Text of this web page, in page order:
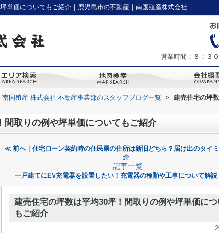
単価についてもご紹介｜鹿児島市の不動産｜南国殖産株式会社
営業時間：８：３
南国殖産 株式会社 不動産事業部のスタッフブログ一覧 >
建売住宅の坪
間取りの例や坪単価についてもご紹介
≪ 前へ｜住宅ローン契約時の住民票の住所は新旧どちら？届け出のタイ
介
記事一覧
一戸建てにEV充電器を設置したい！充電器の種類や工事について解
建売住宅の坪数は平均30坪！間取りの例や坪単価につ
もご紹介